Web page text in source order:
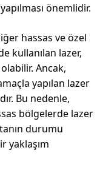
önemlidir.
hassas ve özel
kullanılan lazer,
Ancak,
yapılan lazer
Bu nedenle,
bölgelerde lazer
durumu
yaklaşım